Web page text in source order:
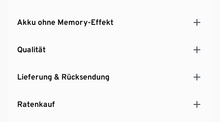
Akku ohne Memory-Effekt
Qualität
Lieferung & Rücksendung
Ratenkauf